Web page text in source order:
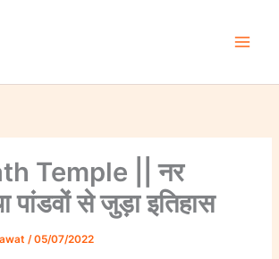
Temple || नर
पांडवों से जुड़ा इतिहास
/05/07/2022